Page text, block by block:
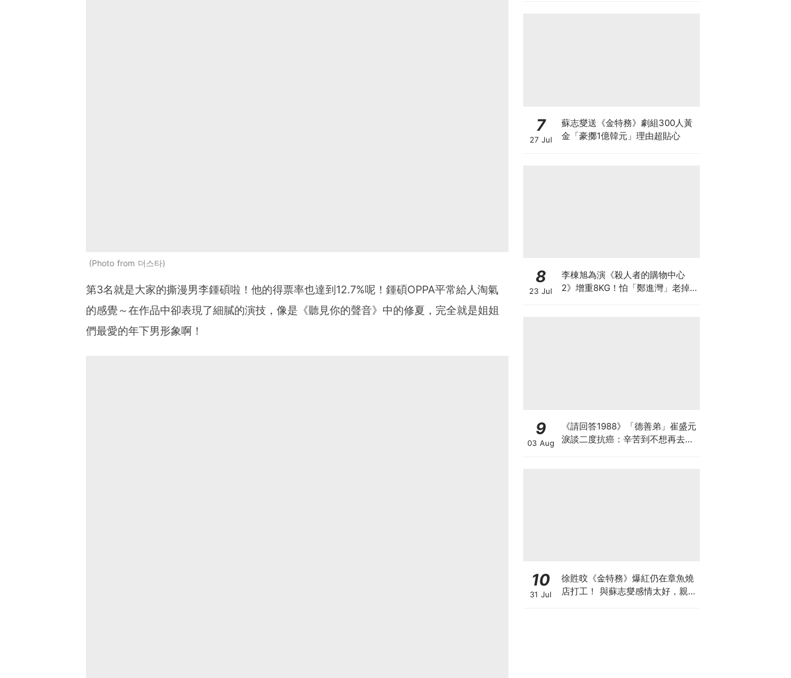
Photo from 더스타
第3名就是大家的撕漫男李鍾碩啦！他的得票率也達到12.7%呢！鍾碩OPPA平常給人淘氣
的感覺～在作品中卻表現了細膩的演技，像是《聽見你的聲音》中的修夏，完全就是姐姐
們最愛的年下男形象啊！
7
27 Jul
蘇志燮送《金特務》劇組300人黃
金「豪擲1億韓元」理由超貼心
8
23 Jul
李棟旭為演《殺人者的購物中心
2》增重8KG！怕「鄭進灣」老掉
9
03 Aug
《請回答1988》「德善弟」崔盛元
淚談二度抗癌：辛苦到不想再去回
10
31 Jul
徐貹旼《金特務》爆紅仍在章魚燒
店打工！ 與蘇志燮感情太好，親爸